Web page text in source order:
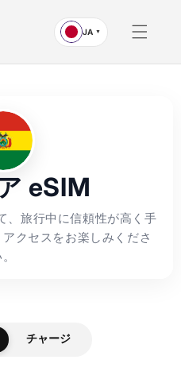
JA ▼
eSIM
、旅行中に信頼性が高く手
クセスをお楽しみくださ
チャージ